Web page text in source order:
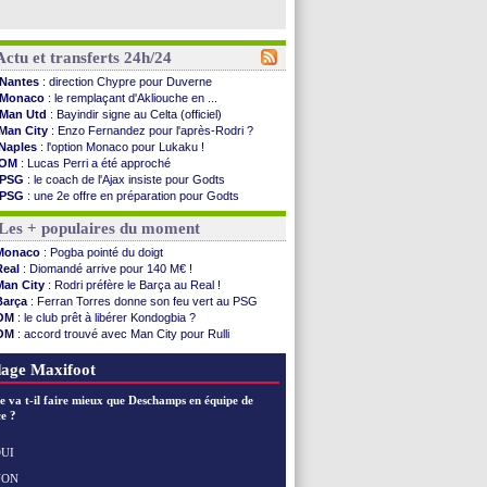
et transferts 24h/24
Nantes : direction Chypre pour Duverne
Monaco : le remplaçant d'Akliouche en ...
Man Utd : Bayindir signe au Celta (officiel)
City : Enzo Fernandez pour l'après-Rodri ?
: l'option Monaco pour Lukaku !
: Lucas Perri a été approché
PSG : le coach de l'Ajax insiste pour Godts
PSG : une 2e offre en préparation pour Godts
Francfort: Dina Ebimbe signe à Schalke (off.)
Strasbourg: Saïdou Sow prêté à Nantes (off.)
Monaco: Filipe Luis aimerait garder Balogun
Dortmund: Newcastle est prévenu pour Nmecha
Barça: première offre à 45 M€ pour Rodri ?
Argentine : le soutien très appuyé à Infantino
Tottenham: Van de Ven va prolonger
Barça : l'agent de Rodri confirme !
: la CAF soutient Infantino
: Embolo a des pistes alléchantes
: Haise confirme pour Aït Boudlal
City
+ populaires du moment
: Pogba pointé du doigt
: Diomandé arrive pour 140 M€ !
City : Rodri préfère le Barça au Real !
: Ferran Torres donne son feu vert au PSG
: le club prêt à libérer Kondogbia ?
: accord trouvé avec Man City pour Rulli
: Luis Enrique satisfait malgré tout
Maxifoot
va t-il faire mieux que Deschamps en équipe de
?